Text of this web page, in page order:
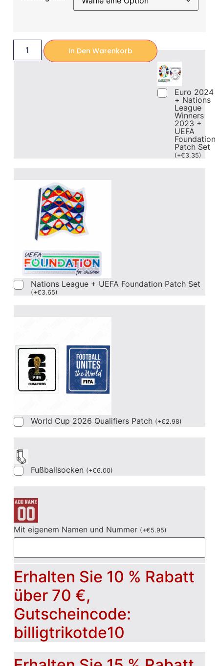
In Den Warenkorb
Euro 2024
+ Nations
League
Winners
2023 +
UEFA
Foundation
Patch Set
(+€3.35)
Nations League + UEFA Foundation Patch Set
(+€3.65)
World Cup 2026 Qualifiers Patch (+€2.98)
Fußballsocken (+€6.00)
Mit eigenem Namen und Nummer (+€5.95)
Erhalten Sie 10 % Rabatt
über 70 €,
Gutscheincode:
billigtrikotde10